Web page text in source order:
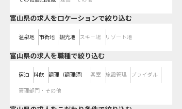
富山県の求人をロケーションで絞り込む
温泉地 市街地 観光地 スキー場 リゾート地
富山県の求人を職種で絞り込む
宿泊 料飲 調理（調理師） 客室 施設管理 ブライダル
管理部門・その他